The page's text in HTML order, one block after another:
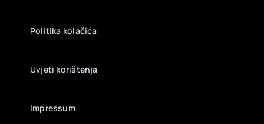
Politika kolačića
Uvjeti korištenja
Impressum